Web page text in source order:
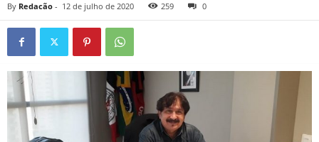
By Redacão - 12 de julho de 2020 259 0